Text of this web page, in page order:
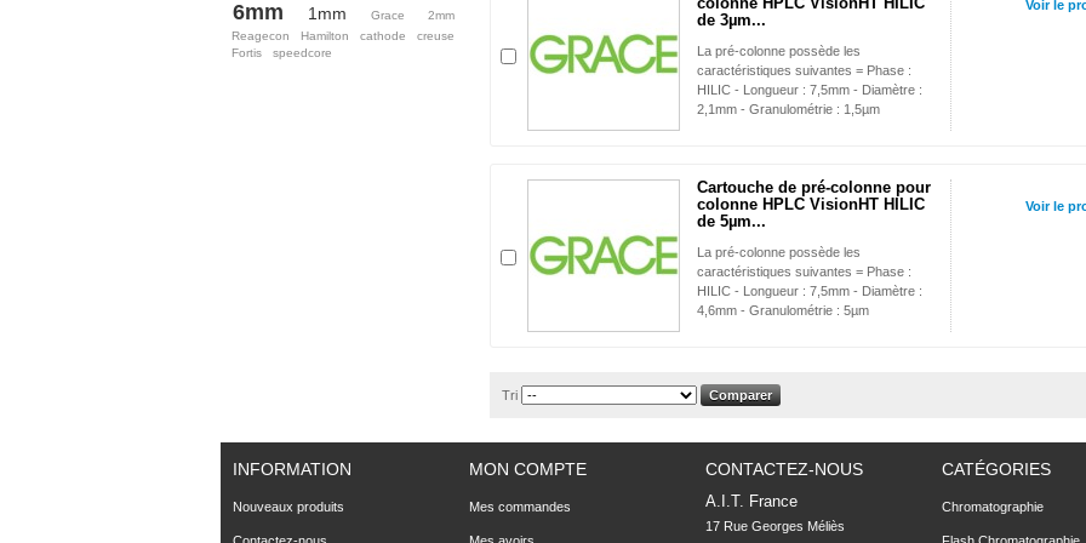
6mm 1mm Grace
2mm
Reagecon
Hamilton cathode
creuse
Fortis
speedcore
de 3µm...
La pré-colonne possède les
caractéristiques suivantes = Phase :
HILIC - Longueur : 7,5mm - Diamètre :
2,1mm - Granulométrie : 1,5µm
Voir le
Cartouche de pré-colonne pour
colonne HPLC VisionHT HILIC
de 5µm...
La pré-colonne possède les
caractéristiques suivantes = Phase :
HILIC - Longueur : 7,5mm - Diamètre :
4,6mm - Granulométrie : 5µm
Voir le
Tri
INFORMATION
Nouveaux produits
MON COMPTE
Mes commandes
CONTACTEZ-NOUS
A.I.T. France
17 Rue Georges Méliès
CATÉGORIES
Chromatographie